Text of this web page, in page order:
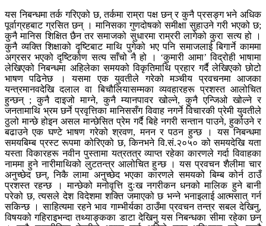
यस निबन्धमा तर्क गरिएको छ, तर्कमा राम्रा पक्ष छन् र कुनै प्रसङ्ग भने अधिक
पूर्वाग्रहबाट ग्रसित छन् । मानिसका गुणदोषको समीक्षा सुहाउने गरी भएको छ;
कुनै मानिस शिक्षित छैन तर समाजको सुधारमा राम्ररी लागेको कुरा सत्य हो ।
कुनै व्यक्ति शिक्षाको दृष्टिबाट माथि पुगेको भए पनि समाजलाई बिगार्ने काममा
अग्रसर भएको दृष्टिकोण सत्य साँचो नै हो । ‘कुमारी आमा’ विद्रोही भाषामा
लेखिएको निबन्धमा अहिलेका समयको विकृतिमाथि प्रहार गर्दै लेखिएको छोटो
भाषण पढिनेछ । यसमा एक युवतीले गरेको मञ्चीय प्रवचनमा आजका
यन्त्रमानवदेखि दलाल वा बिचौलियासम्मका व्यवहारहरू प्रशस्त आलोचित
हुन्छन् ; कुनै दाइजो माग्ने, कुनै म्यानपावर खोल्ने, कुनै एन्जिओ खोल्ने र
जनतामाथि भ्रम छर्ने प्रवृत्तिका मानिससँग विवाह नगर्ने विचारकी प्रेमी युवतीले
ठुलो मान्छे होइन असल मान्छेसित प्रेम गर्दै बिहे नगरी सन्तान पाउने, हुर्काउने र
बढाउने एक घण्टे भाषण गरेको श्रवण, मनन र पठन हुन्छ । यस निबन्धमा
समयबिम्ब प्रस्ट रूपमा कोरिएको छ, किनभने वि.सं.२०५० को समयदेखि यता
यस्ता विकारहरू नवीन पुस्तामा यत्रतत्र व्याप्त रहेका कारणले गर्दा विवाहका
नाममा हुने नारीमाथिको लुटतन्त्र आलोचित हुन्छ । यस प्रवचन शैलीमा चार
अनुच्छेद छन्, निकै लामा अनुच्छेद भएका कारणले समयको बिम्ब कोर्न ठाउँ
प्रशस्त रहन्छ । मान्छेको मनोवृत्ति दुःख नगरीकन धनको मालिक हुने बानी
परेको छ, त्यसले देश विदेशमा शक्ति जमाएको छ भन्ने भनाइलाई आत्मसात् गर्न
सकिन्छ । साहित्यमा रहने भाव गाम्भीर्यका ठाउँमा प्रवचन तन्त्र सबल देखिनु,
विषयको गहिराइभन्दा तथ्याङ्कका डाटा देखिनु यस निबन्धका सीमा रहेका छन्